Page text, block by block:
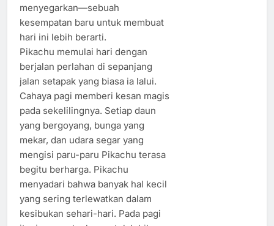
menyegarkan—sebuah
kesempatan baru untuk membuat
hari ini lebih berarti.
Pikachu memulai hari dengan
berjalan perlahan di sepanjang
jalan setapak yang biasa ia lalui.
Cahaya pagi memberi kesan magis
pada sekelilingnya. Setiap daun
yang bergoyang, bunga yang
mekar, dan udara segar yang
mengisi paru-paru Pikachu terasa
begitu berharga. Pikachu
menyadari bahwa banyak hal kecil
yang sering terlewatkan dalam
kesibukan sehari-hari. Pada pagi